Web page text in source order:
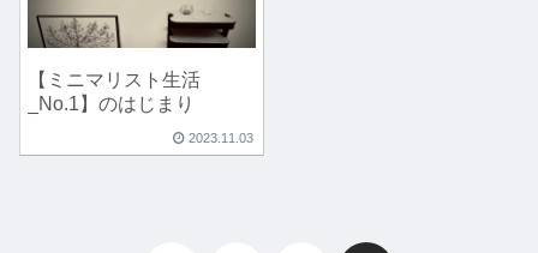
【ミニマリスト生活
_No.1】のはじまり
2023.11.03